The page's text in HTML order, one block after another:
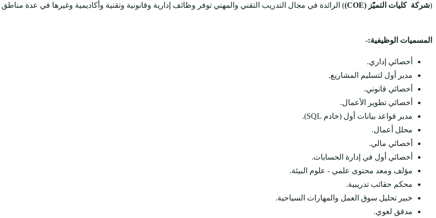
(شركة كليات التميّز (COE) ) الرائدة في مجال التدريب التقني والمهني توفر وظائف إدارية وقانونية وتقنية وأكاديمية وغيرها في عدة
المسميات الوظيفية:-
أخصائي إداري.
مدير أول لتسليم المشاريع.
أخصائي قانوني.
أخصائي تطوير الأعمال.
مدير قواعد بيانات أول (خادم SQL).
محلل أعمال.
أخصائي مالي.
أخصائي أول في إدارة الحسابات.
مؤلف ومعد محتوى علمي - علوم البيئة.
محكم حقائب تدريبية.
خبير تحليل سوق العمل والمهارات السياحية.
مدقق لغوي.